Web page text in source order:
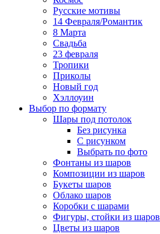
Русские мотивы
14 Февраля/Романтик
8 Марта
Свадьба
23 февраля
Тропики
Приколы
Новый год
Хэллоуин
Выбор по формату
Шары под потолок
Без рисунка
С рисунком
Выбрать по фото
Фонтаны из шаров
Композиции из шаров
Букеты шаров
Облако шаров
Коробки с шарами
Фигуры, стойки из шаров
Цветы из шаров